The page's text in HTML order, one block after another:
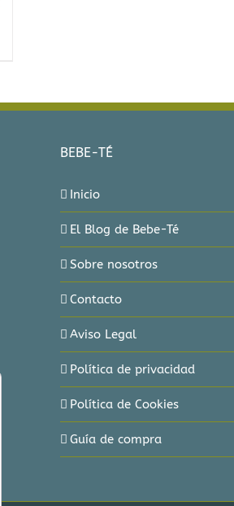
BEBE-TÉ
Inicio
El Blog de Bebe-Té
Sobre nosotros
Contacto
Aviso Legal
Política de privacidad
Política de Cookies
Guía de compra